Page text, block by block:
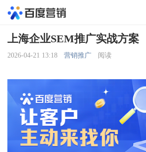
上海企业SEM推广实战方案
2026-04-21 13:18 营销推广 阅读